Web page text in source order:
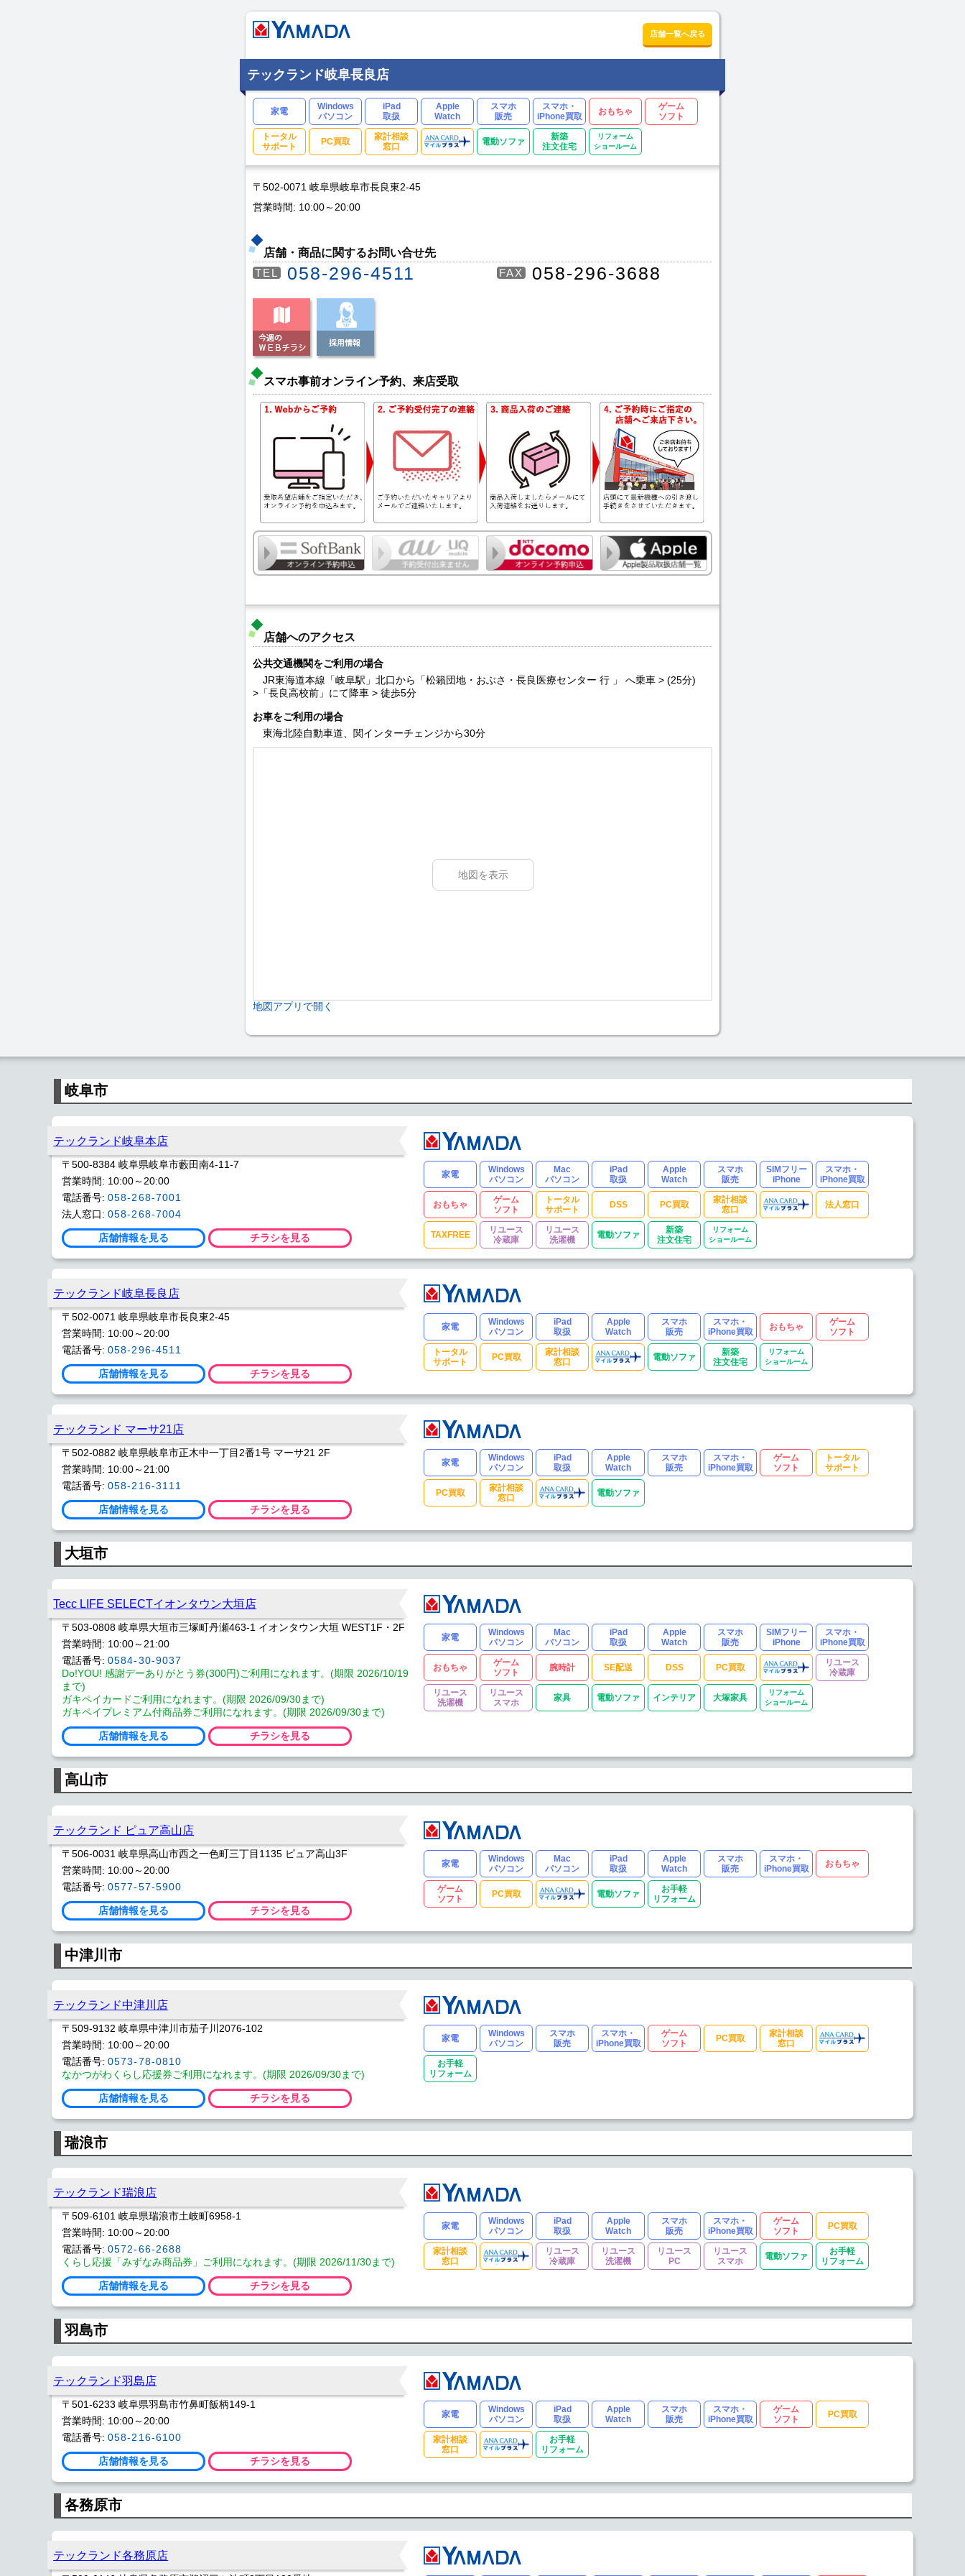
店舗一覧へ戻る
テックランド岐阜長良店
家電
Windows
パソコン
iPad
取扱
Apple
Watch
スマホ
販売
スマホ・
iPhone買取
おもちゃ
ゲーム
ソフト
トータル
サポート
PC買取
家計相談
窓口
電動ソファ
新築
注文住宅
リフォーム
ショールーム
〒502-0071 岐阜県岐阜市長良東2-45
営業時間: 10:00～20:00
店舗・商品に関するお問い合せ先
TEL 058-296-4511 FAX 058-296-3688
スマホ事前オンライン予約、来店受取
店舗へのアクセス
公共交通機関をご利用の場合
JR東海道本線「岐阜駅」北口から「松籟団地・おぶさ・長良医療センター 行 」 へ乗車 > (25分)
>「長良高校前」にて降車 > 徒歩5分
お車をご利用の場合
東海北陸自動車道、関インターチェンジから30分
地図を表示
地図アプリで開く
岐阜市
テックランド岐阜本店
〒500-8384 岐阜県岐阜市藪田南4-11-7
営業時間: 10:00～20:00
電話番号: 058-268-7001
法人窓口: 058-268-7004
店舗情報を見る チラシを見る
家電
Windows
パソコン
Mac
パソコン
iPad
取扱
Apple
Watch
スマホ
販売
SIMフリー
iPhone
スマホ・
iPhone買取
おもちゃ
ゲーム
ソフト
トータル
サポート
DSS PC買取
家計相談
窓口
法人窓口
TAXFREE
リユース
冷蔵庫
リユース
洗濯機
電動ソファ
新築
注文住宅
リフォーム
ショールーム
テックランド岐阜長良店
〒502-0071 岐阜県岐阜市長良東2-45
営業時間: 10:00～20:00
電話番号: 058-296-4511
店舗情報を見る チラシを見る
家電
Windows
パソコン
iPad
取扱
Apple
Watch
スマホ
販売
スマホ・
iPhone買取
おもちゃ
ゲーム
ソフト
トータル
サポート
PC買取
家計相談
窓口
電動ソファ
新築
注文住宅
リフォーム
ショールーム
テックランド マーサ21店
〒502-0882 岐阜県岐阜市正木中一丁目2番1号 マーサ21 2F
営業時間: 10:00～21:00
電話番号: 058-216-3111
店舗情報を見る チラシを見る
家電
Windows
パソコン
iPad
取扱
Apple
Watch
スマホ
販売
スマホ・
iPhone買取
ゲーム
ソフト
トータル
サポート
PC買取
家計相談
窓口
電動ソファ
大垣市
Tecc LIFE SELECTイオンタウン大垣店
〒503-0808 岐阜県大垣市三塚町丹瀬463-1 イオンタウン大垣 WEST1F・2F
営業時間: 10:00～21:00
電話番号: 0584-30-9037
Do!YOU! 感謝デーありがとう券(300円)ご利用になれます。(期限 2026/10/19
まで)
ガキペイカードご利用になれます。(期限 2026/09/30まで)
ガキペイプレミアム付商品券ご利用になれます。(期限 2026/09/30まで)
店舗情報を見る チラシを見る
家電
Windows
パソコン
Mac
パソコン
iPad
取扱
Apple
Watch
スマホ
販売
SIMフリー
iPhone
スマホ・
iPhone買取
おもちゃ
ゲーム
ソフト
腕時計 SE配送 DSS PC買取
リユース
冷蔵庫
リユース
洗濯機
リユース
スマホ
家具 電動ソファ インテリア 大塚家具
リフォーム
ショールーム
高山市
テックランド ピュア高山店
〒506-0031 岐阜県高山市西之一色町三丁目1135 ピュア高山3F
営業時間: 10:00～20:00
電話番号: 0577-57-5900
店舗情報を見る チラシを見る
家電
Windows
パソコン
Mac
パソコン
iPad
取扱
Apple
Watch
スマホ
販売
スマホ・
iPhone買取
おもちゃ
ゲーム
ソフト
PC買取 電動ソファ
お手軽
リフォーム
中津川市
テックランド中津川店
〒509-9132 岐阜県中津川市茄子川2076-102
営業時間: 10:00～20:00
電話番号: 0573-78-0810
なかつがわくらし応援券ご利用になれます。(期限 2026/09/30まで)
店舗情報を見る チラシを見る
家電
Windows
パソコン
スマホ
販売
スマホ・
iPhone買取
ゲーム
ソフト
PC買取
家計相談
窓口
お手軽
リフォーム
瑞浪市
テックランド瑞浪店
〒509-6101 岐阜県瑞浪市土岐町6958-1
営業時間: 10:00～20:00
電話番号: 0572-66-2688
くらし応援「みずなみ商品券」ご利用になれます。(期限 2026/11/30まで)
店舗情報を見る チラシを見る
家電
Windows
パソコン
iPad
取扱
Apple
Watch
スマホ
販売
スマホ・
iPhone買取
ゲーム
ソフト
PC買取
家計相談
窓口
リユース
冷蔵庫
リユース
洗濯機
リユース
PC
リユース
スマホ
電動ソファ
お手軽
リフォーム
羽島市
テックランド羽島店
〒501-6233 岐阜県羽島市竹鼻町飯柄149-1
営業時間: 10:00～20:00
電話番号: 058-216-6100
店舗情報を見る チラシを見る
家電
Windows
パソコン
iPad
取扱
Apple
Watch
スマホ
販売
スマホ・
iPhone買取
ゲーム
ソフト
PC買取
家計相談
窓口
お手軽
リフォーム
各務原市
テックランド各務原店